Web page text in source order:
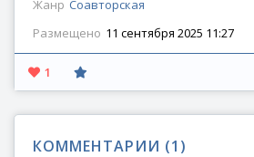
Жанр Соавторская
Размещено 11 сентября 2025 11:27
1
КОММЕНТАРИИ (1 )